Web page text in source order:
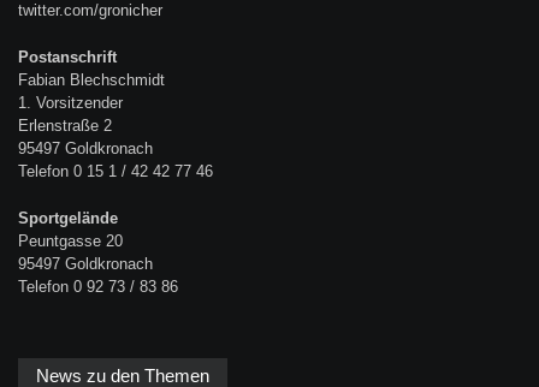
twitter.com/gronicher
Postanschrift
Fabian Blechschmidt
1. Vorsitzender
Erlenstraße 2
95497 Goldkronach
Telefon 0 15 1 / 42 42 77 46
Sportgelände
Peuntgasse 20
95497 Goldkronach
Telefon 0 92 73 / 83 86
News zu den Themen